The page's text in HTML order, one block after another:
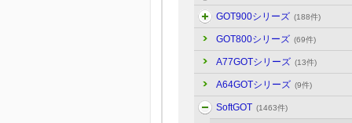
GOT900シリーズ (188件)
GOT800シリーズ (69件)
A77GOTシリーズ (13件)
A64GOTシリーズ (9件)
SoftGOT (1463件)